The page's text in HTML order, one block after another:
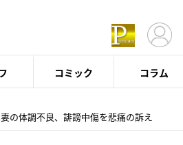
コミック コラム
の体調不良、誹謗中傷を悲痛の訴え